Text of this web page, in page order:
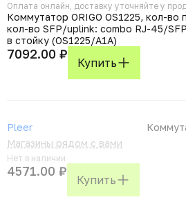
Оплата онлайн, доставку уточняйте у
Коммутатор ORIGO OS1225, кол-
кол-во SFP/uplink: combo RJ-45/
в стойку (OS1225/A1A)
7092.00 ₽
Купить
Pleer
Магазины рядом с вами
Нет в наличии
4571.00 ₽
Купить